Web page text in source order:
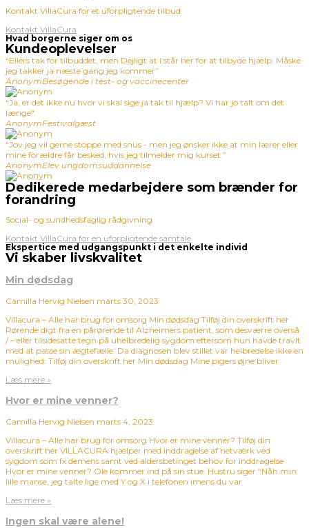
Kontakt VillaCura for et uforpligtende tilbud
Kontakt VillaCura
Hvad borgerne siger om os
Kundeoplevelser
“Ellers tak for tilbuddet, men Dejligt at i står her for at tilbyde hjælp. Måske
jeg takker ja næste gang jeg kommer”
AnonymBesøgende i test- og vaccinecenter
“Ja, er det ikke nu hvor vi skal sige ja tak til hjælp? Vi har jo talt om det
længe".
AnonymFestivalgæst
“Jov jeg vil gerne stoppe med snus - men jeg ønsker ikke at min lærer eller
mine forældre får besked, hvis jeg tilmelder mig kurset.”
AnonymElev ungdomsuddannelse
Dedikerede medarbejdere som brænder for
forandring
Social- og sundhedsfaglig rådgivning
Kontakt VillaCura for en uforpligtende samtale
Ekspertice med udgangspunkt i det enkelte individ
Vi skaber livskvalitet
Min dødsdag
Camilla Hervig Nielsen marts 30, 2023
Villacura – Alle har brug for omsorg Min dødsdag Tilføj din overskrift her
Rørende digt fra en pårørende til Alzheimers patient, som desværre overså
/ – eller tilsidesatte tegn på uhelbredelig sygdom eftersom hun havde travlt
med at passe sin ægtefælle. Da diagnosen blev stillet var helbredelse ikke en
mulighed: Tilføj din overskrift her Min dødsdag Mine pigers øjne bliver
Læs mere »
Hvor er mine venner?
Camilla Hervig Nielsen marts 4, 2023
Villacura – Alle har brug for omsorg Hvor er mine venner? Tilføj din
overskrift her VILLACURA hjælper med inddragelse af netværk ved
sygdom som fx demens samt ved aldersbetinget behov for inddragelse
Hvor er mine venner? Ole kommer ind på sin stue. Hustru siger “Nåh min
lille manse, jeg talte lige med Y og X i telefonen imens du var
Læs mere »
Ingen skal være alene!